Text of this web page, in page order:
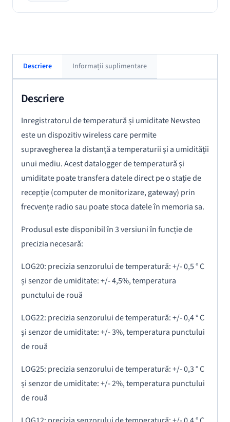
Descriere Informații suplimentare
Descriere
Inregistratorul de temperatură și umiditate Newsteo
este un dispozitiv wireless care permite
supravegherea la distanță a temperaturii și a umidității
unui mediu. Acest datalogger de temperatură și
umiditate poate transfera datele direct pe o stație de
recepție (computer de monitorizare, gateway) prin
frecvențe radio sau poate stoca datele în memoria sa.
Produsul este disponibil în 3 versiuni în funcție de
precizia necesară:
LOG20: precizia senzorului de temperatură: +/- 0,5 ° C
și senzor de umiditate: +/- 4,5%, temperatura
punctului de rouă
LOG22: precizia senzorului de temperatură: +/- 0,4 ° C
și senzor de umiditate: +/- 3%, temperatura punctului
de rouă
LOG25: precizia senzorului de temperatură: +/- 0,3 ° C
și senzor de umiditate: +/- 2%, temperatura punctului
de rouă